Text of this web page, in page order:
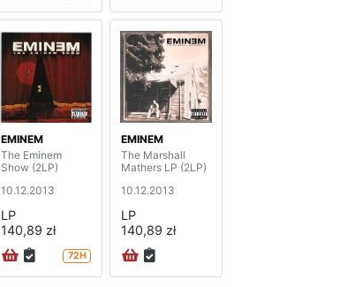
EMINEM
The Eminem
Show (2LP)
10.12.2013
LP
140,89 zł
72H
EMINEM
The Marshall
Mathers LP (2LP)
10.12.2013
LP
140,89 zł